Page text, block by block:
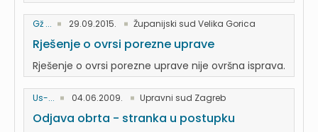
Gž ... 29.09.2015. Županijski sud Velika Gorica
Rješenje o ovrsi porezne uprave
Rješenje o ovrsi porezne uprave nije ovršna isprava.
Us-... 04.06.2009. Upravni sud Zagreb
Odjava obrta - stranka u postupku